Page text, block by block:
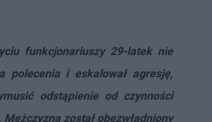
funkcjonariuszy 29-latek nie
polecenia i eskalował agresję,
odstąpienie od czynności
Mężczyzna został obezwładniony